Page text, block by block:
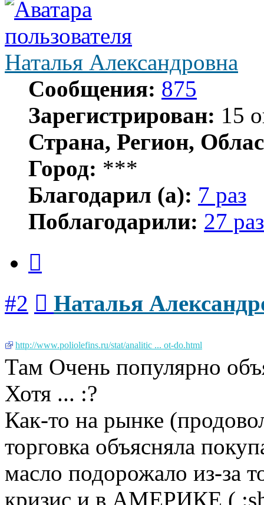
Наталья Александровна
Сообщения: 875
Зарегистрирован: 15
Страна, Регион,
Город: ***
Благодарил (а): 7 раз
Поблагодарили: 27 раз
#2 Наталья
http://www.poliolefins.ru/stat/analitic ... ot-do.html
Там Очень популярно
Хотя ... :?
Как-то на рынке
торговка объясняла
масло подорожало из-за
кризис и в АМЕРИКЕ (